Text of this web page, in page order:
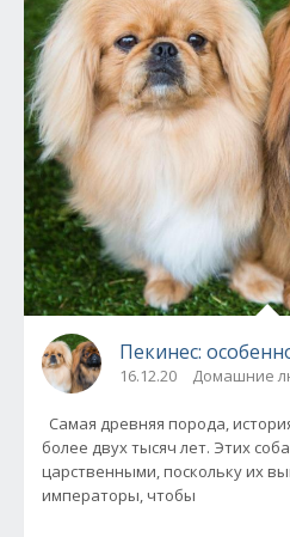
Пекинес:
16.12.20 Домашние
Самая древняя порода,
более двух тысяч лет. Этих
царственными, поскольку их
императоры, чтобы